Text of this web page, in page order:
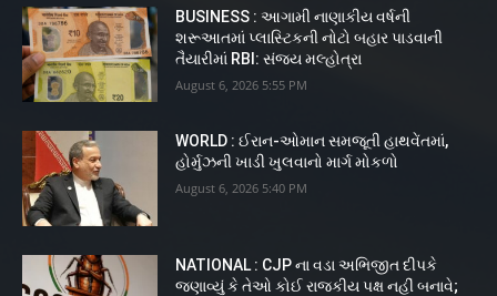
BUSINESS : આગામી નાણાકીય વર્ષની
શરૂઆતમાં પ્લાસ્ટિકની નોટો બહાર પાડવાની
તૈયારીમાં RBI: સંજય મલ્હોત્રા
August 6, 2026 5:55 PM
WORLD : ઈરાન-ઓમાન સમજૂતી હાથવેંતમાં,
હોર્મુઝની ખાડી ખુલવાનો માર્ગ મોકળો
August 6, 2026 5:40 PM
NATIONAL : CJP ના વડા અભિજીત દીપકે
જણાવ્યું કે તેઓ કોઈ રાજકીય પક્ષ નહીં બનાવે;